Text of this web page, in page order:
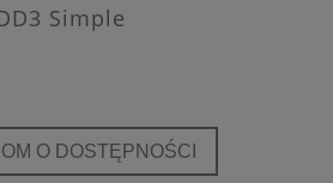
Simple
O DOSTĘPNOŚCI